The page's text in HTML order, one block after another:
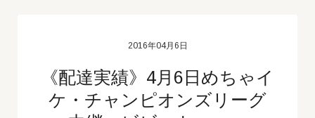
2016年04月6日
《配達実績》4月6日めちゃイ
ケ・チャンピオンズリーグ